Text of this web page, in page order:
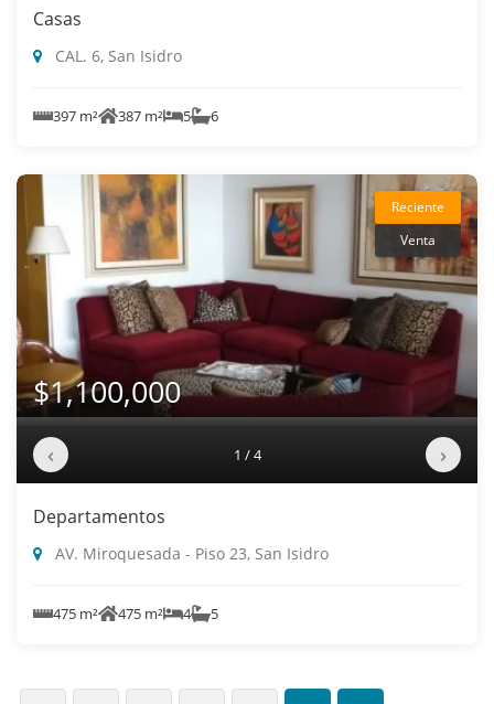
Casas
CAL. 6, San Isidro
397 m² 387 m² 5 6
Reciente
Venta
$1,100,000
‹ 1 / 4 ›
Departamentos
AV. Miroquesada - Piso 23, San Isidro
475 m² 475 m² 4 5